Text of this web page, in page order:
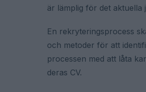
är lämplig för det
En rekryteringsprocess
och metoder för att
processen med att låta
deras CV.